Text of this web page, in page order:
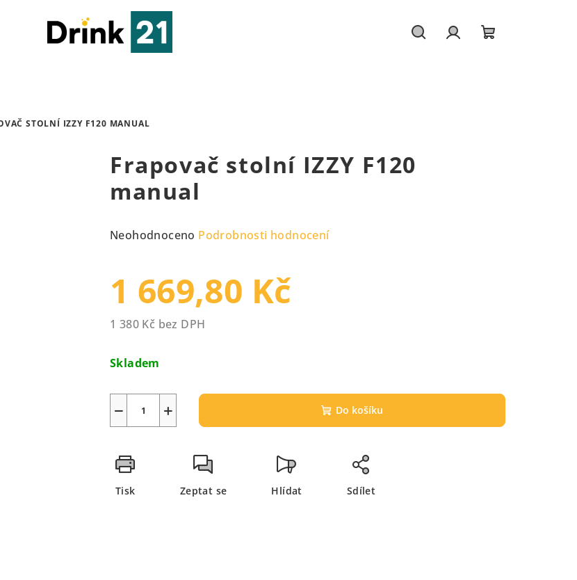
STOLNÍ IZZY F120 MANUAL
Frapovač stolní IZZY F120
manual
Průměrné
je
0,0
z
Neohodnoceno Podrobnosti hodnocení
1 669,80 Kč
1 380 Kč bez DPH
cena:
Skladem
+
− Do košíku
Tisk Zeptat se Hlídat Sdílet